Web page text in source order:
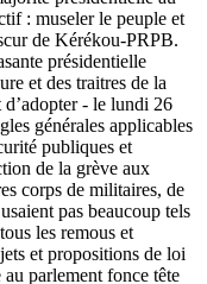
: museler le peuple et
de Kérékou-PRPB.
présidentielle
et des traitres de la
- le lundi 26
générales applicables
publiques et
de la grève aux
corps de militaires, de
pas beaucoup tels
les remous et
et propositions de loi
parlement fonce tête